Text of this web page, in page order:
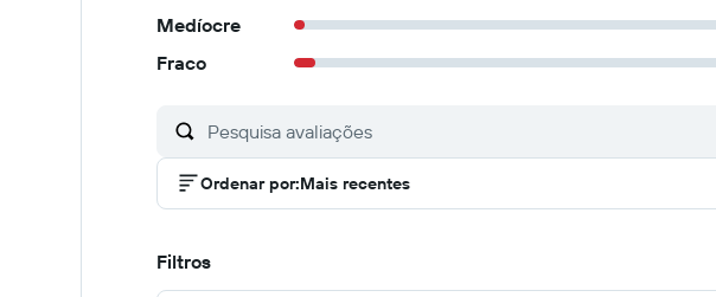
Medíocre
Fraco
Ordenar por:Mais recentes
Filtros